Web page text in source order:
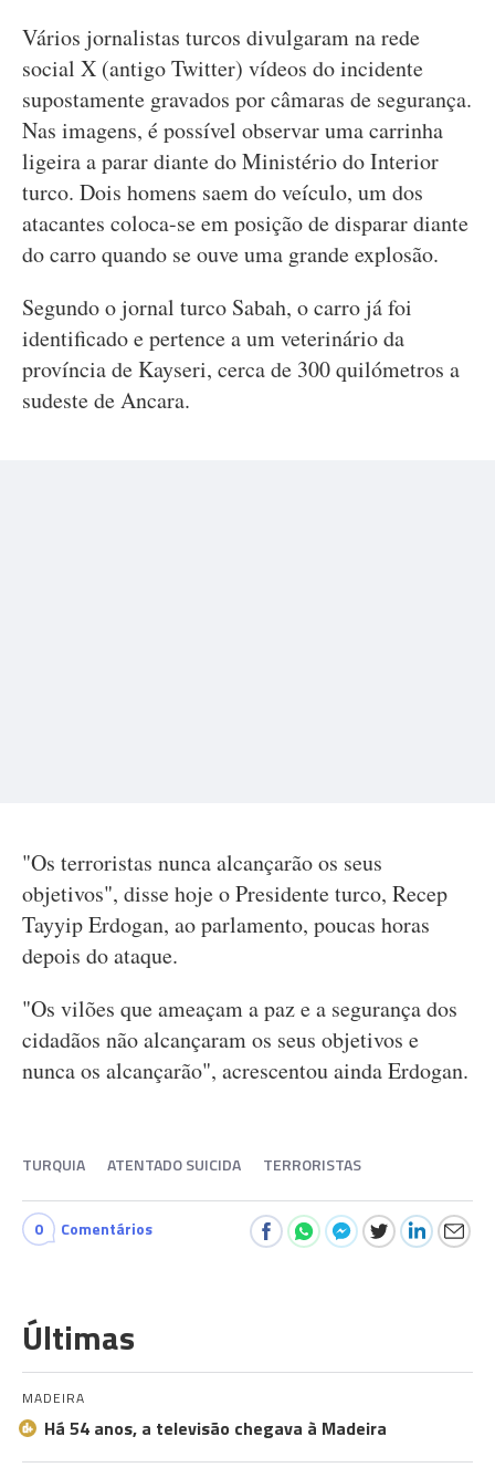
Vários jornalistas turcos divulgaram na rede
social X (antigo Twitter) vídeos do incidente
supostamente gravados por câmaras de segurança.
Nas imagens, é possível observar uma carrinha
ligeira a parar diante do Ministério do Interior
turco. Dois homens saem do veículo, um dos
atacantes coloca-se em posição de disparar diante
do carro quando se ouve uma grande explosão.
Segundo o jornal turco Sabah, o carro já foi
identificado e pertence a um veterinário da
província de Kayseri, cerca de 300 quilómetros a
sudeste de Ancara.
"Os terroristas nunca alcançarão os seus
objetivos", disse hoje o Presidente turco, Recep
Tayyip Erdogan, ao parlamento, poucas horas
depois do ataque.
"Os vilões que ameaçam a paz e a segurança dos
cidadãos não alcançaram os seus objetivos e
nunca os alcançarão", acrescentou ainda Erdogan.
TURQUIA ATENTADO SUICIDA TERRORISTAS
0 Comentários
Últimas
MADEIRA
Há 54 anos, a televisão chegava à Madeira